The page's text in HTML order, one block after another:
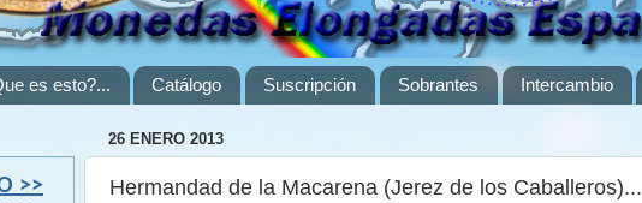
es esto?... Catálogo Suscripción Sobrantes Intercambio
26 ENERO 2013
Hermandad de la Macarena (Jerez de los Caballeros)...
>>